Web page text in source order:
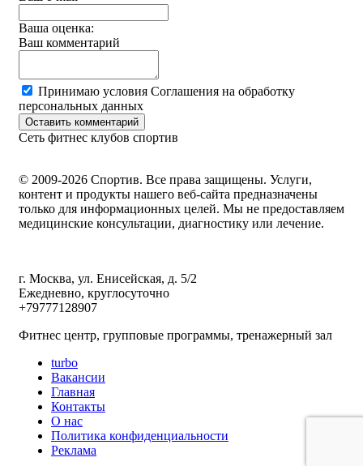
Ваша оценка:
Ваш комментарий
Принимаю условия Соглашения на обработку
персональных данных
Оставить комментарий
Сеть фитнес клубов спортив
© 2009-2026 Спортив. Все права защищены. Услуги,
контент и продукты нашего веб-сайта предназначены
только для информационных целей. Мы не предоставляем
медицинские консультации, диагностику или лечение.
г. Москва, ул. Енисейская, д. 5/2
Ежедневно, круглосуточно
+79777128907
Фитнес центр, групповые программы, тренажерный зал
turbo
Вакансии
Главная
Контакты
О нас
Политика конфиденциальности
Реклама